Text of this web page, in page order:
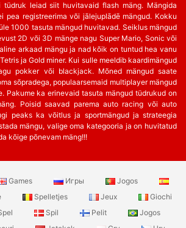
tüdruk leiad siit huvitavaid flash mäng. Mängida
pea registreerima või jālejuplādē mängud. Kokku
1000 tasuta mängud huvitavad. Seiklus mängud
2D või 3D mänge nagu Super Mario, Sonic või
arkaad mängu ja nad kõik on tuntud hea vanu
ja Gold miner. Kui sulle meeldib kaardimängud
pokker või blackjack. Mõned mängud saate
sõpradega, populaarsemaid multiplayer mängud
Pakume ka erinevaid tasuta mängud tüdrukud on
Poisid saavad parema auto racing või auto
peaks ka võitlus ja sportmängud ja strateegia
mängu, valige oma kategooria ja on huvitatud
kõige põnevam mäng!!!
Games Игры
Jogos
Spelletjes Jeux
Giochi
Spil Pelit
Jogos